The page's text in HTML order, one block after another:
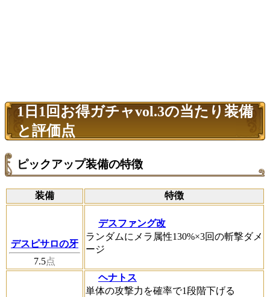
1日1回お得ガチャvol.3の当たり装備
と評価点
ピックアップ装備の特徴
装備 特徴
デスピサロの牙
7.5点
デスファング改
ランダムにメラ属性130%×3回の斬撃ダメ
ージ
ヘナトス
単体の攻撃力を確率で1段階下げる